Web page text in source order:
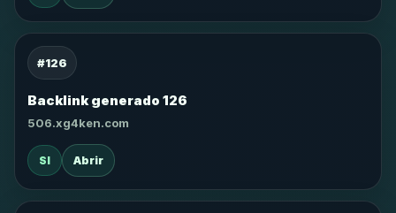
#126
Backlink generado 126
506.xg4ken.com
SI Abrir